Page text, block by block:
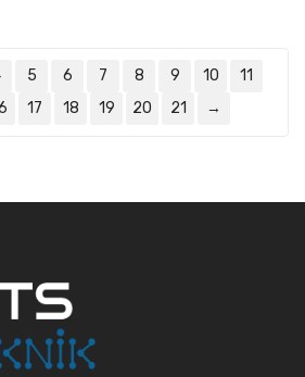
5 6 7 8 9 10
11
17 18 19 20 21 →